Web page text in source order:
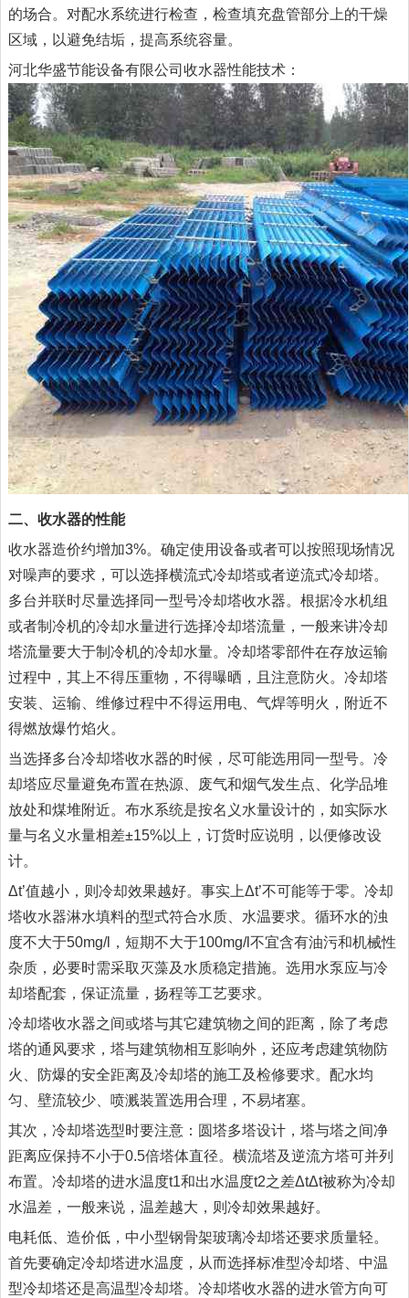
的场合。对配水系统进行检查，检查填充盘管部分上的干燥
区域，以避免结垢，提高系统容量。
河北华盛节能设备有限公司收水器性能技术：
二、收水器的性能
收水器造价约增加3%。确定使用设备或者可以按照现场情况
对噪声的要求，可以选择横流式冷却塔或者逆流式冷却塔。
多台并联时尽量选择同一型号冷却塔收水器。根据冷水机组
或者制冷机的冷却水量进行选择冷却塔流量，一般来讲冷却
塔流量要大于制冷机的冷却水量。冷却塔零部件在存放运输
过程中，其上不得压重物，不得曝晒，且注意防火。冷却塔
安装、运输、维修过程中不得运用电、气焊等明火，附近不
得燃放爆竹焰火。
当选择多台冷却塔收水器的时候，尽可能选用同一型号。冷
却塔应尽量避免布置在热源、废气和烟气发生点、化学品堆
放处和煤堆附近。布水系统是按名义水量设计的，如实际水
量与名义水量相差±15%以上，订货时应说明，以便修改设
计。
Δt’值越小，则冷却效果越好。事实上Δt’不可能等于零。冷却
塔收水器淋水填料的型式符合水质、水温要求。循环水的浊
度不大于50mg/l，短期不大于100mg/l不宜含有油污和机械性
杂质，必要时需采取灭藻及水质稳定措施。选用水泵应与冷
却塔配套，保证流量，扬程等工艺要求。
冷却塔收水器之间或塔与其它建筑物之间的距离，除了考虑
塔的通风要求，塔与建筑物相互影响外，还应考虑建筑物防
火、防爆的安全距离及冷却塔的施工及检修要求。配水均
匀、壁流较少、喷溅装置选用合理，不易堵塞。
其次，冷却塔选型时要注意：圆塔多塔设计，塔与塔之间净
距离应保持不小于0.5倍塔体直径。横流塔及逆流方塔可并列
布置。冷却塔的进水温度t1和出水温度t2之差ΔtΔt被称为冷却
水温差，一般来说，温差越大，则冷却效果越好。
电耗低、造价低，中小型钢骨架玻璃冷却塔还要求质量轻。
首先要确定冷却塔进水温度，从而选择标准型冷却塔、中温
型冷却塔还是高温型冷却塔。冷却塔收水器的进水管方向可